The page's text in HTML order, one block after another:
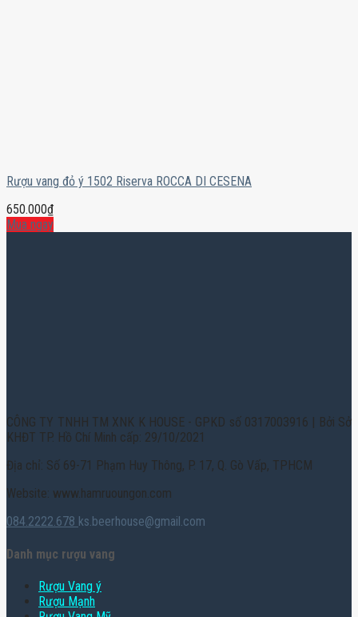
Rượu vang đỏ ý 1502 Riserva ROCCA DI CESENA
650.000₫
Mua ngay
CÔNG TY TNHH TM XNK K HOUSE - GPKD số 0317003916 | Bởi Sở
KHĐT TP. Hồ Chí Minh cấp: 29/10/2021
Địa chỉ: Số 69-71 Phạm Huy Thông, P. 17, Q. Gò Vấp, TPHCM
Website: www.hamruoungon.com
084.2222.678 ks.beerhouse@gmail.com
Danh mục rượu vang
Rượu Vang ý
Rượu Mạnh